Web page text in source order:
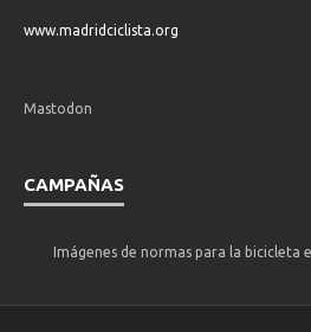
www.madridciclista.org
Mastodon
CAMPAÑAS
Imágenes de normas para la bicicleta